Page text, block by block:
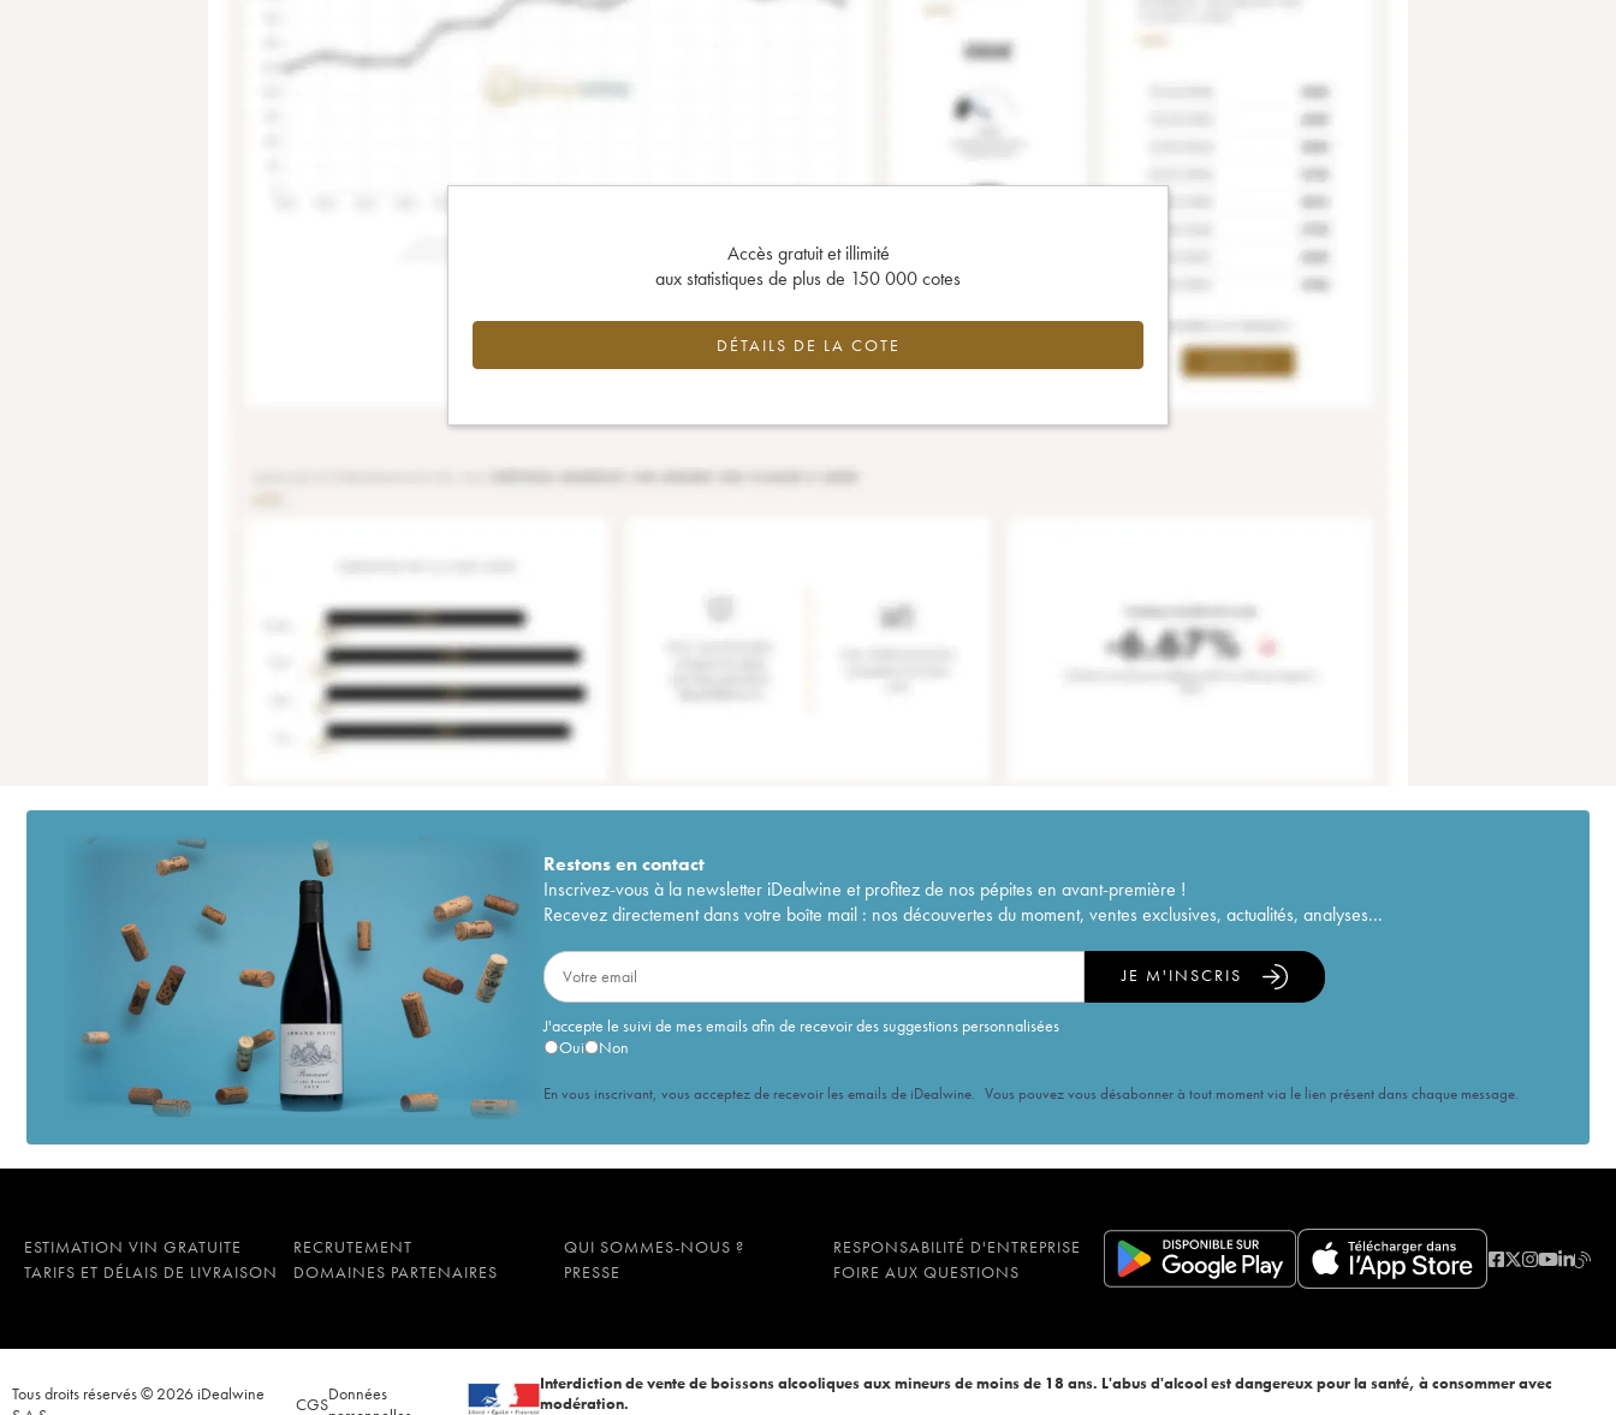
Accès gratuit et illimité
aux statistiques de plus de 150 000 cotes
DÉTAILS DE LA COTE
Restons encontact
Inscrivez-vous à la newsletter iDealwine et profitez de nos pépites en avant-première !
Recevez directement dans votre boîte mail : nos découvertes du moment, ventes exclusives, actualités, analyses...
J'accepte le suivi de mes emails afin de recevoir des suggestions personnalisées
Oui
Non
JE M'INSCRIS
En vous inscrivant, vous acceptez de recevoir les emails de iDealwine. Vous pouvez vous désabonner à tout moment via le lien présent dans chaque message.
ESTIMATION VIN GRATUITE RECRUTEMENT QUI SOMMES-NOUS ?
RESPONSABILITÉ D'ENTREPRISE
TARIFS ET DÉLAIS DE LIVRAISON
DOMAINES PARTENAIRES PRESSE FOIRE AUX QUESTIONS
Tous droits réservés © 2026 iDealwine
CGSDonnées
Interdiction de vente de boissons alcooliques aux mineurs de moins de 18 ans. L'abus d'alcool est dangereux pour la santé, à consommer avec
modération.